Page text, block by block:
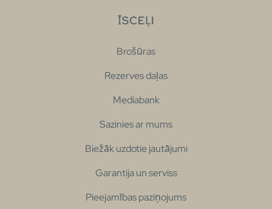
ĪSCEĻI
Brošūras
Rezerves daļas
Mediabank
Sazinies ar mums
Biežāk uzdotie jautājumi
Garantija un serviss
Pieejamības paziņojums